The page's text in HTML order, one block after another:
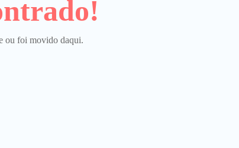
ou foi movido daqui.